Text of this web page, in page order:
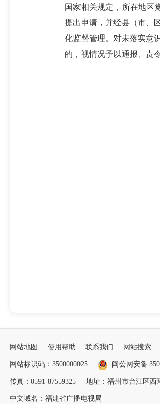
国家相关规定，所在地区
提出申请，并经县（市、
化监督管理。对未落实意
的，视情况予以通报、责
网站地图 使用帮助 联系我们 网站搜索
网站标识码：3500000025 闽公网安备
传真：0591-87559325 地址：福州市台江区西
中文域名：福建省广播电视局